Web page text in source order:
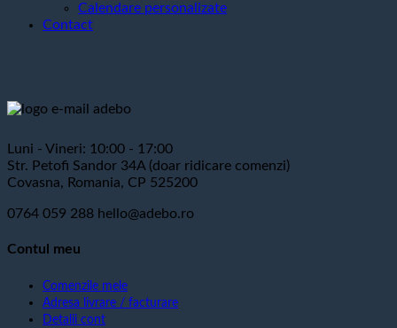
Calendare personalizate
Contact
Luni - Vineri: 10:00 - 17:00
Str. Petofi Sandor 34A (doar ridicare comenzi)
Covasna, Romania, CP 525200
0764 059 288 hello@adebo.ro
Contul meu
Comenzile mele
Adresa livrare / facturare
Detalii cont